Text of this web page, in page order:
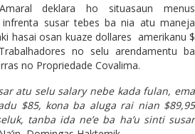
deklara ho situasaun menus
susar tebes ba nia atu maneja
hasai osan kuaze dollares amerikanu $
no selu arendamentu ba
no Propriedade Covalima.
atu selu salary nebe kada fulan, ema
$85, kona ba aluga rai nian $89,95
tanba ida ne’e ba ha’u sinti susar